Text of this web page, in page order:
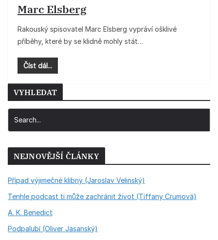
Marc Elsberg
Rakouský spisovatel Marc Elsberg vypráví ošklivé
příběhy, které by se klidně mohly stát…
Číst dál...
VYHLEDAT
NEJNOVĚJŠÍ ČLÁNKY
Případ výjimečné klibny (Jaroslav Velinský)
Tenhle podcast ti může zachránit život (Tiffany Crumová)
A. K. Benedict
Podpalubí (Oliver Jasanský)